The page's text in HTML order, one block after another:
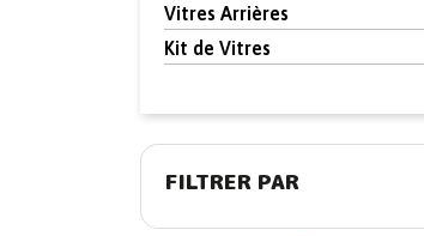
Vitres Arrières
Kit de Vitres
FILTRER PAR